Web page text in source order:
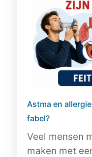
Astma en
fabel?
Veel mensen
maken met